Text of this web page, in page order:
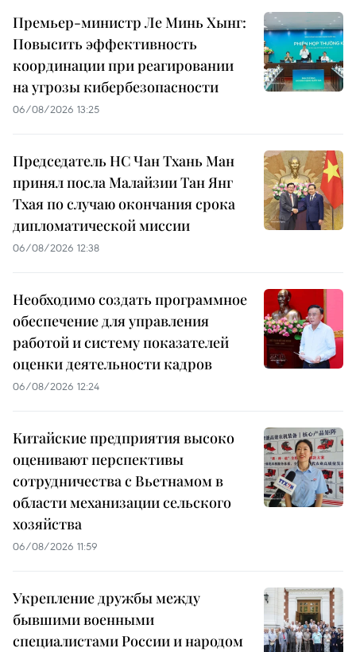
Премьер-министр Ле Минь Хынг:
Повысить эффективность
координации при реагировании
на угрозы кибербезопасности
06/08/2026 13:25
Председатель НС Чан Тхань Ман
принял посла Малайзии Тан Янг
Тхая по случаю окончания срока
дипломатической миссии
06/08/2026 12:38
Необходимо создать программное
обеспечение для управления
работой и систему показателей
оценки деятельности кадров
06/08/2026 12:24
Китайские предприятия высоко
оценивают перспективы
сотрудничества с Вьетнамом в
области механизации сельского
хозяйства
06/08/2026 11:59
Укрепление дружбы между
бывшими военными
специалистами России и народом